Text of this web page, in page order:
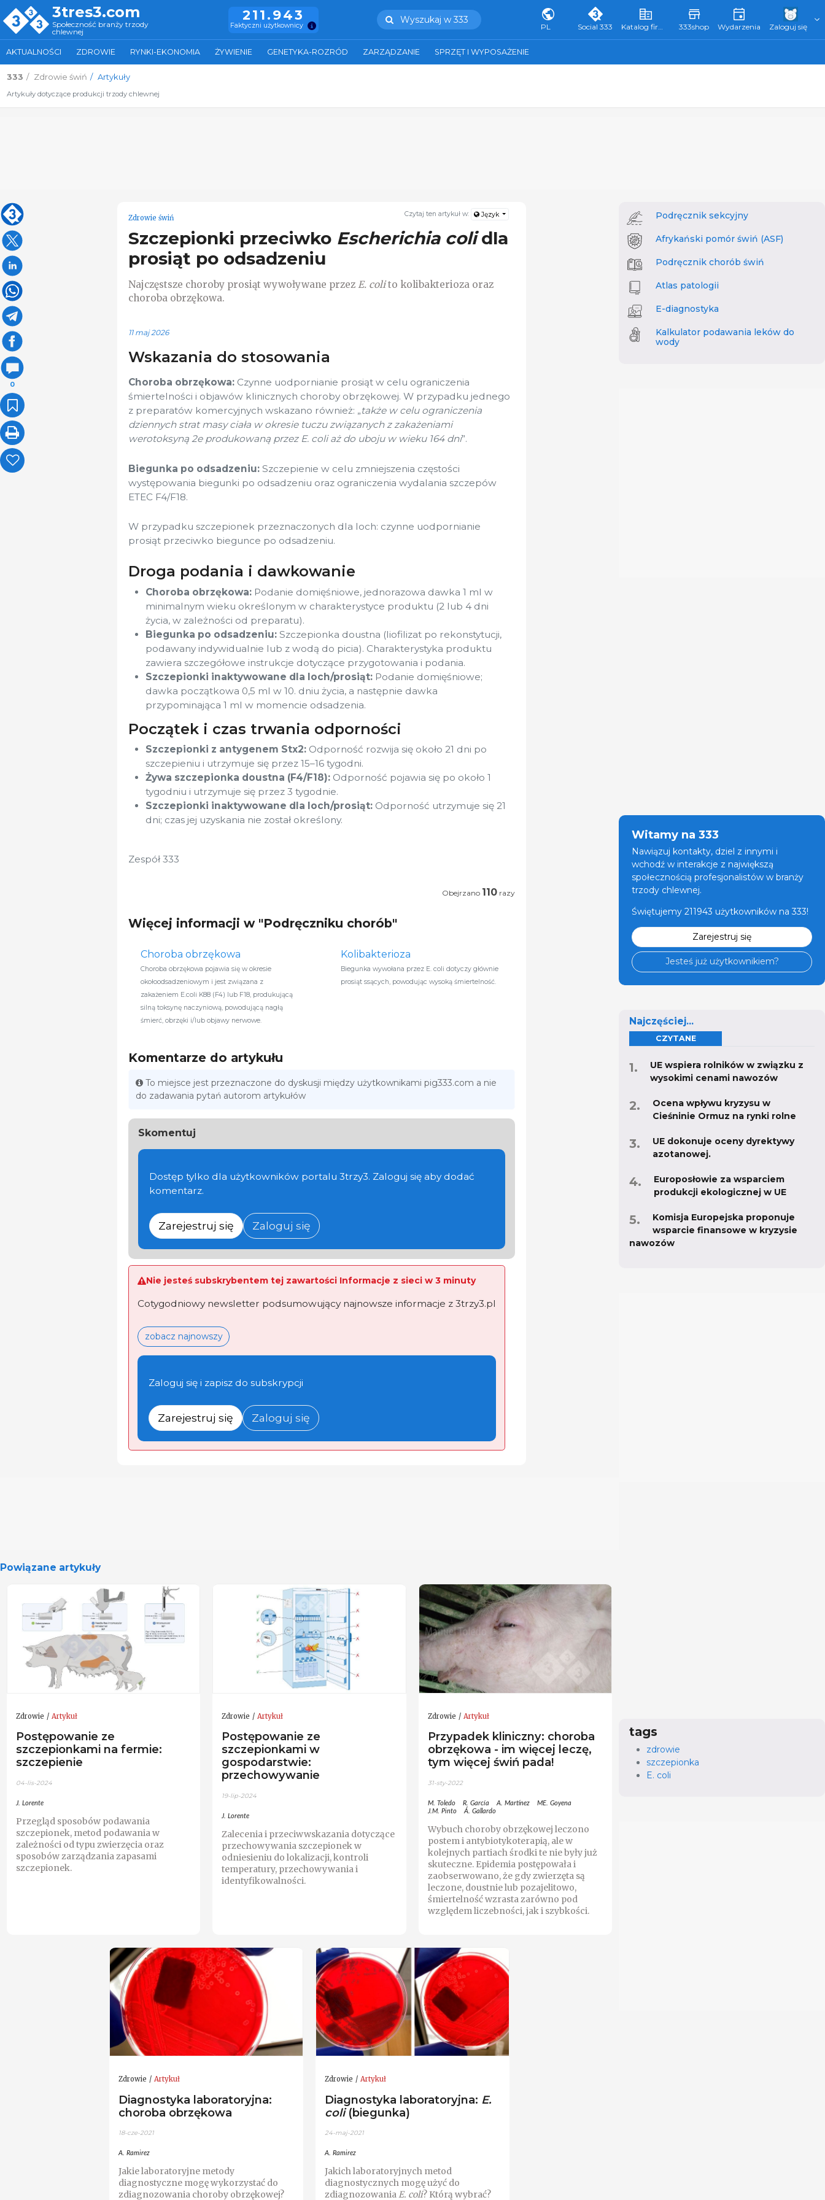
3tres3.com
Społeczność branży trzody
chlewnej
211.943
Faktyczni użytkownicy
Wyszukaj w 333
PL Social 333 Katalog firm 333 333shop Wydarzenia Zaloguj się
AKTUALNOŚCI ZDROWIE RYNKI-EKONOMIA ŻYWIENIE GENETYKA-ROZRÓD ZARZĄDZANIE SPRZĘT I WYPOSAŻENIE
333 Zdrowie świń Artykuły
Artykuły dotyczące produkcji trzody chlewnej
0
Czytaj ten artykuł w: Język
Zdrowie świń
Szczepionki przeciwko Escherichia colidla
prosiąt po odsadzeniu
Najczęstsze choroby prosiąt wywoływane przez E. colito kolibakterioza oraz
choroba obrzękowa.
11 maj 2026
Wskazania do stosowania
Choroba obrzękowa: Czynne uodpornianie prosiąt w celu ograniczenia
śmiertelności i objawów klinicznych choroby obrzękowej. W przypadku jednego
z preparatów komercyjnych wskazano również: „także w celu ograniczenia
dziennych strat masy ciała w okresie tuczu związanych z zakażeniami
werotoksyną 2e produkowaną przez E. coli aż do uboju w wieku 164 dni”.
Biegunka po odsadzeniu: Szczepienie w celu zmniejszenia częstości
występowania biegunki po odsadzeniu oraz ograniczenia wydalania szczepów
ETEC F4/F18.
W przypadku szczepionek przeznaczonych dla loch: czynne uodpornianie
prosiąt przeciwko biegunce po odsadzeniu.
Droga podania i dawkowanie
Choroba obrzękowa: Podanie domięśniowe, jednorazowa dawka 1 ml w
minimalnym wieku określonym w charakterystyce produktu (2 lub 4 dni
życia, w zależności od preparatu).
Biegunka po odsadzeniu: Szczepionka doustna (liofilizat po rekonstytucji,
podawany indywidualnie lub z wodą do picia). Charakterystyka produktu
zawiera szczegółowe instrukcje dotyczące przygotowania i podania.
Szczepionki inaktywowane dla loch/prosiąt: Podanie domięśniowe;
dawka początkowa 0,5 ml w 10. dniu życia, a następnie dawka
przypominająca 1 ml w momencie odsadzenia.
Początek i czas trwania odporności
Szczepionki z antygenem Stx2: Odporność rozwija się około 21 dni po
szczepieniu i utrzymuje się przez 15–16 tygodni.
Żywa szczepionka doustna (F4/F18): Odporność pojawia się po około 1
tygodniu i utrzymuje się przez 3 tygodnie.
Szczepionki inaktywowane dla loch/prosiąt: Odporność utrzymuje się 21
dni; czas jej uzyskania nie został określony.
Zespół 333
Obejrzano 110 razy
Więcej informacji w "Podręczniku chorób"
Choroba obrzękowa
Choroba obrzękowa pojawia się w okresie
okołoodsadzeniowym i jest związana z
zakażeniem E.coli K88 (F4) lub F18, produkującą
silną toksynę naczyniową, powodującą nagłą
śmierć, obrzęki i/lub objawy nerwowe.
Kolibakterioza
Biegunka wywołana przez E. coli dotyczy głównie
prosiąt ssących, powodując wysoką śmiertelność.
Komentarze do artykułu
To miejsce jest przeznaczone do dyskusji między użytkownikami pig333.com a nie
do zadawania pytań autorom artykułów
Skomentuj
Dostęp tylko dla użytkowników portalu 3trzy3. Zaloguj się aby dodać
komentarz.
Zarejestruj się Zaloguj się
Nie jesteś subskrybentem tej zawartości Informacje z sieci w 3 minuty
Cotygodniowy newsletter podsumowujący najnowsze informacje z 3trzy3.pl
zobacz najnowszy
Zaloguj się i zapisz do subskrypcji
Zarejestruj się Zaloguj się
Powiązane artykuły
Zdrowie Artykuł
Postępowanie ze
szczepionkami na fermie:
szczepienie
04-lis-2024
J. Lorente
Przegląd sposobów podawania
szczepionek, metod podawania w
zależności od typu zwierzęcia oraz
sposobów zarządzania zapasami
szczepionek.
Zdrowie Artykuł
Postępowanie ze
szczepionkami w
gospodarstwie:
przechowywanie
19-lip-2024
J. Lorente
Zalecenia i przeciwwskazania dotyczące
przechowywania szczepionek w
odniesieniu do lokalizacji, kontroli
temperatury, przechowywania i
identyfikowalności.
Zdrowie Artykuł
Przypadek kliniczny: choroba
obrzękowa - im więcej leczę,
tym więcej świń pada!
31-sty-2022
M. Toledo R. García A. Martínez
ME. Goyena
J.M. Pinto
Á. Gallardo
Wybuch choroby obrzękowej leczono
postem i antybiotykoterapią, ale w
kolejnych partiach środki te nie były już
skuteczne. Epidemia postępowała i
zaobserwowano, że gdy zwierzęta są
leczone, doustnie lub pozajelitowo,
śmiertelność wzrasta zarówno pod
względem liczebności, jak i szybkości.
Zdrowie Artykuł
Diagnostyka laboratoryjna:
choroba obrzękowa
18-cze-2021
A. Ramirez
Jakie laboratoryjne metody
diagnostyczne mogę wykorzystać do
zdiagnozowania choroby obrzękowej?
Zdrowie Artykuł
Diagnostyka laboratoryjna: E.
coli(biegunka)
24-maj-2021
A. Ramirez
Jakich laboratoryjnych metod
diagnostycznych mogę użyć do
zdiagnozowaniaE. coli? Którą wybrać?
Podręcznik sekcyjny
Afrykański pomór świń (ASF)
Podręcznik chorób świń
Atlas patologii
E-diagnostyka
Kalkulator podawania leków do
wody
Witamy na 333
Nawiązuj kontakty, dziel z innymi i
wchodź w interakcje z największą
społecznością profesjonalistów w branży
trzody chlewnej.
Świętujemy 211943 użytkowników na 333!
Zarejestruj się
Jesteś już użytkownikiem?
Najczęściej...
CZYTANE
UE wspiera rolników w związku z
wysokimi cenami nawozów
Ocena wpływu kryzysu w
Cieśninie Ormuz na rynki rolne
UE dokonuje oceny dyrektywy
azotanowej.
Europosłowie za wsparciem
produkcji ekologicznej w UE
Komisja Europejska proponuje
wsparcie finansowe w kryzysie
nawozów
tags
zdrowie
szczepionka
E. coli